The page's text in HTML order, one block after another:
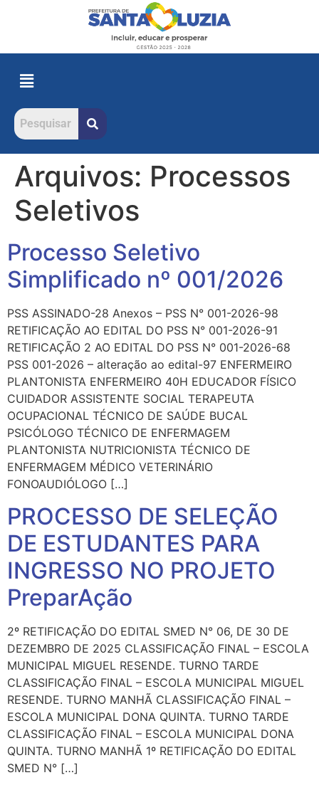
Arquivos: Processos
Seletivos
Processo Seletivo
Simplificado nº 001/2026
PSS ASSINADO-28 Anexos – PSS N° 001-2026-98
RETIFICAÇÃO AO EDITAL DO PSS N° 001-2026-91
RETIFICAÇÃO 2 AO EDITAL DO PSS N° 001-2026-68
PSS 001-2026 – alteração ao edital-97 ENFERMEIRO
PLANTONISTA ENFERMEIRO 40H EDUCADOR FÍSICO
CUIDADOR ASSISTENTE SOCIAL TERAPEUTA
OCUPACIONAL TÉCNICO DE SAÚDE BUCAL
PSICÓLOGO TÉCNICO DE ENFERMAGEM
PLANTONISTA NUTRICIONISTA TÉCNICO DE
ENFERMAGEM MÉDICO VETERINÁRIO
FONOAUDIÓLOGO […]
PROCESSO DE SELEÇÃO
DE ESTUDANTES PARA
INGRESSO NO PROJETO
PreparAção
2º RETIFICAÇÃO DO EDITAL SMED N° 06, DE 30 DE
DEZEMBRO DE 2025 CLASSIFICAÇÃO FINAL – ESCOLA
MUNICIPAL MIGUEL RESENDE. TURNO TARDE
CLASSIFICAÇÃO FINAL – ESCOLA MUNICIPAL MIGUEL
RESENDE. TURNO MANHÃ CLASSIFICAÇÃO FINAL –
ESCOLA MUNICIPAL DONA QUINTA. TURNO TARDE
CLASSIFICAÇÃO FINAL – ESCOLA MUNICIPAL DONA
QUINTA. TURNO MANHÃ 1º RETIFICAÇÃO DO EDITAL
SMED N° […]